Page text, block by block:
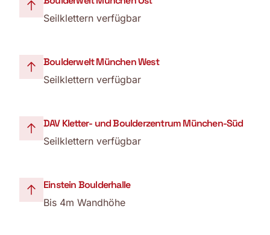
Seilklettern verfügbar
Boulderwelt München West
Seilklettern verfügbar
DAV Kletter- und Boulderzentrum München-Süd
Seilklettern verfügbar
Einstein Boulderhalle
Bis 4m Wandhöhe